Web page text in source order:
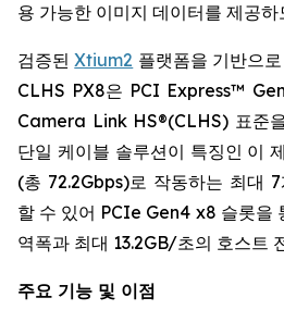
용 가능한 이미지 데이터를 제공
검증된Xtium2 플랫폼을 기반으
CLHS PX8은 PCI Express™
Camera Link HS®(CLHS) 표준
단일 케이블 솔루션이 특징인 이
(총 72.2Gbps)로 작동하는 최대
할 수 있어 PCIe Gen4 x8 슬롯을
역폭과 최대 13.2GB/초의 호스트
주요 기능 및 이점